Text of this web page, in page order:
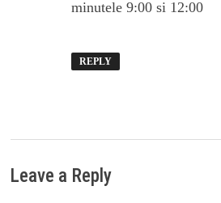
minutele 9:00 si 12:00
REPLY
Leave a Reply